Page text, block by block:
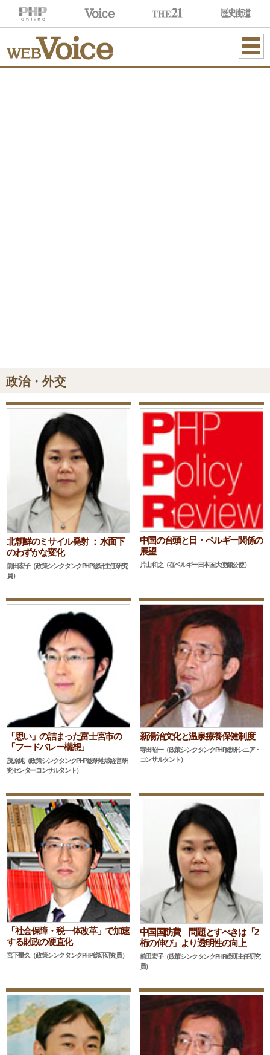
政治・外交
北朝鮮のミサイル発射 ： 水面下
のわずかな変化
前田宏子（政策シンクタンクPHP総研主任研究
員）
中国の台頭と日・ベルギー関係の
展望
片山和之（在ベルギー日本国大使館公使）
「思い」の詰まった富士宮市の
「フードバレー構想」
茂原純（政策シンクタンクPHP総研地域経営研
究センターコンサルタント）
新湯治文化と温泉療養保健制度
寺田昭一（政策シンクタンクPHP総研シニア・
コンサルタント）
「社会保障・税一体改革」で加速
する財政の硬直化
宮下量久（政策シンクタンクPHP総研研究員）
中国国防費 問題とすべきは「2
桁の伸び」より透明性の向上
前田宏子（政策シンクタンクPHP総研主任研究
員）